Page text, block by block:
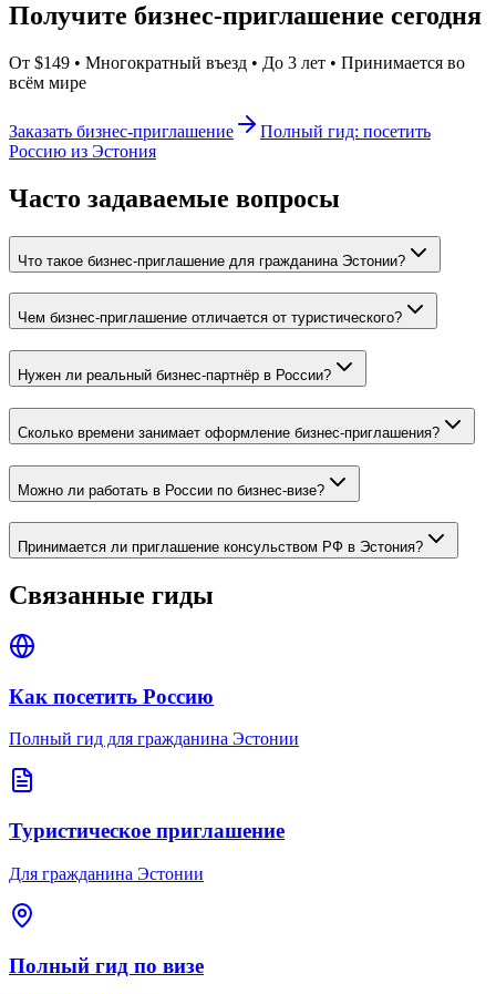
Получите бизнес-приглашение сегодня
От $149 • Многократный въезд • До 3 лет • Принимается во
всём мире
Заказать бизнес-приглашение
Полный гид: посетить
Россию из Эстония
Часто задаваемые вопросы
Что такое бизнес-приглашение для гражданина Эстонии?
Чем бизнес-приглашение отличается от туристического?
Нужен ли реальный бизнес-партнёр в России?
Сколько времени занимает оформление бизнес-приглашения?
Можно ли работать в России по бизнес-визе?
Принимается ли приглашение консульством РФ в Эстония?
Связанные гиды
Как посетить Россию
Полный гид для гражданина Эстонии
Туристическое приглашение
Для гражданина Эстонии
Полный гид по визе